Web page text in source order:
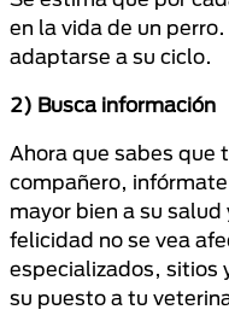
en la vida de un
adaptarse a su ciclo.
2) Busca información
Ahora que sabes que
compañero,
mayor bien a su
felicidad no se vea
especializados, sitios
su puesto a tu